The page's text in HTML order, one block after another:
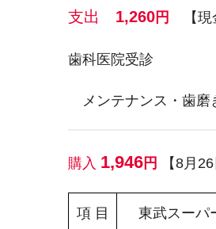
支出 1,260 円 【現
歯科医院受診
メンテナンス・歯磨
購入 1,946 円 【8月
項 目 東武スー